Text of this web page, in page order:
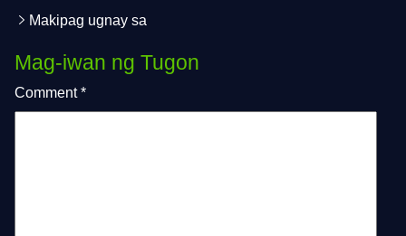
Makipag ugnay sa
Mag-iwan ng Tugon
Comment*